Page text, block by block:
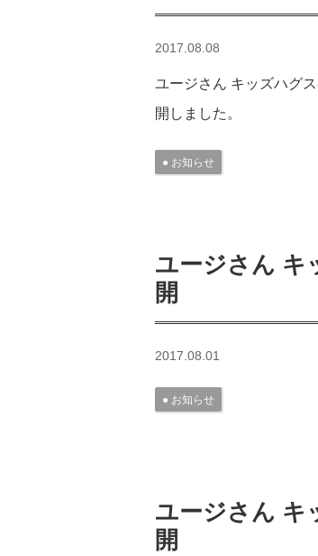
2017.08.08
ユージさん キッズハグ
開しました。
お知らせ
ユージさん キ
開
2017.08.01
お知らせ
ユージさん キ
開